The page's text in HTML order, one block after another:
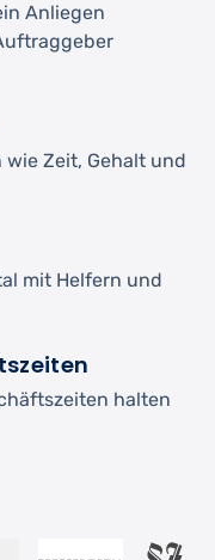
Anliegen
Zeit, Gehalt und
mit Helfern und
halten